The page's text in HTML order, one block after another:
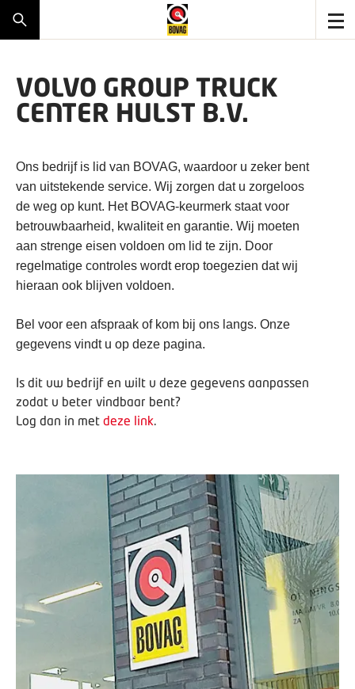
VOLVO GROUP TRUCK
CENTER HULST B.V.
Ons bedrijf is lid van BOVAG, waardoor u zeker bent
van uitstekende service. Wij zorgen dat u zorgeloos
de weg op kunt. Het BOVAG-keurmerk staat voor
betrouwbaarheid, kwaliteit en garantie. Wij moeten
aan strenge eisen voldoen om lid te zijn. Door
regelmatige controles wordt erop toegezien dat wij
hieraan ook blijven voldoen.
Bel voor een afspraak of kom bij ons langs. Onze
gegevens vindt u op deze pagina.
Is dit uw bedrijf en wilt u deze gegevens aanpassen
zodat u beter vindbaar bent?
Log dan in met deze link.